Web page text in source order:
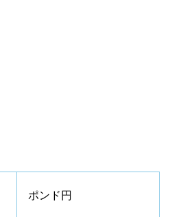
ポンド円